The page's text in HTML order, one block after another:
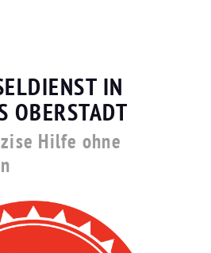
IN
OBERSTADT
Hilfe ohne